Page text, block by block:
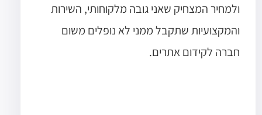
ולמחיר המצחיק שאני גובה מלקוחותי, השירות
והמקצועיות שתקבל ממני לא נופלים משום
חברה לקידום אתרים.